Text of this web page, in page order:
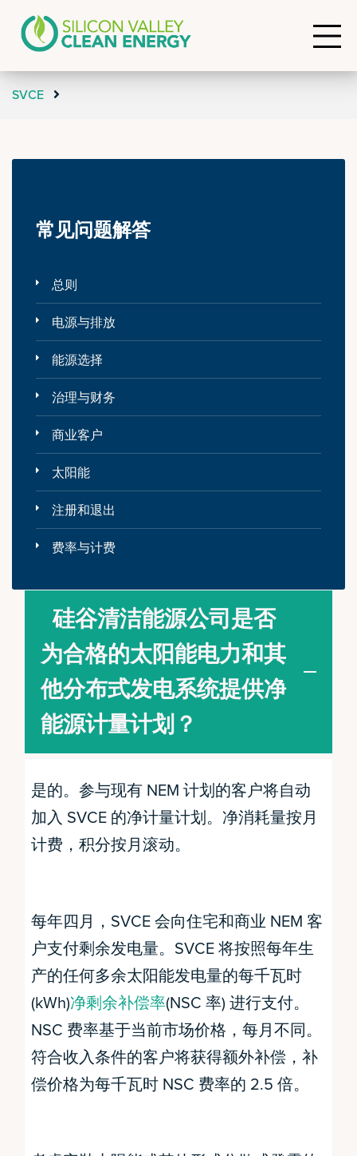
SVCE
常见问题解答
总则
电源与排放
能源选择
治理与财务
商业客户
太阳能
注册和退出
费率与计费
硅谷清洁能源公司是否
为合格的太阳能电力和其
他分布式发电系统提供净
能源计量计划？
是的。参与现有 NEM 计划的客户将自动
加入 SVCE 的净计量计划。净消耗量按月
计费，积分按月滚动。
每年四月，SVCE 会向住宅和商业 NEM 客
户支付剩余发电量。SVCE 将按照每年生
产的任何多余太阳能发电量的每千瓦时
(kWh)净剩余补偿率(NSC 率) 进行支付。
NSC 费率基于当前市场价格，每月不同。
符合收入条件的客户将获得额外补偿，补
偿价格为每千瓦时 NSC 费率的 2.5 倍。